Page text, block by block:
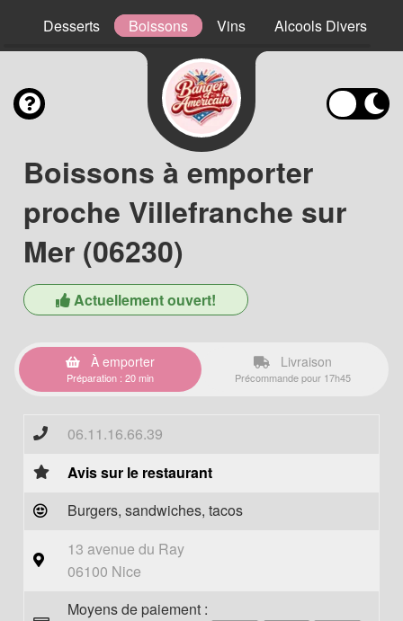
Desserts Boissons Vins Alcools Divers
Boissons à emporter
proche Villefranche sur
Mer (06230)
Actuellement ouvert!
À emporter
Préparation : 20 min
Livraison
Précommande pour 17h45
06.11.16.66.39
Avis sur le restaurant
Burgers, sandwiches, tacos
13 avenue du Ray
06100 Nice
Moyens de paiement :